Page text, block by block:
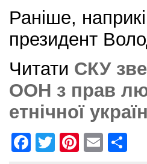
Раніше,
президент
Читати СКУ
ООН з прав
етнічної
F
T
Pi
E